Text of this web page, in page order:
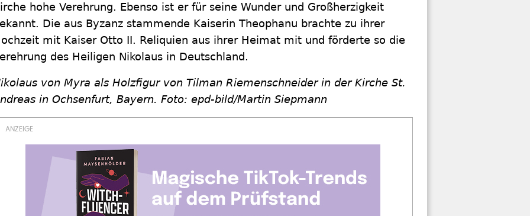
hohe Verehrung. Ebenso ist er für seine Wunder und Großherzigkeit
Die aus Byzanz stammende Kaiserin Theophanu brachte zu ihrer
mit Kaiser Otto II. Reliquien aus ihrer Heimat mit und förderte so die
des Heiligen Nikolaus in Deutschland.
von Myra als Holzfigur von Tilman Riemenschneider in der Kirche St.
in Ochsenfurt, Bayern. Foto: epd-bild/Martin Siepmann